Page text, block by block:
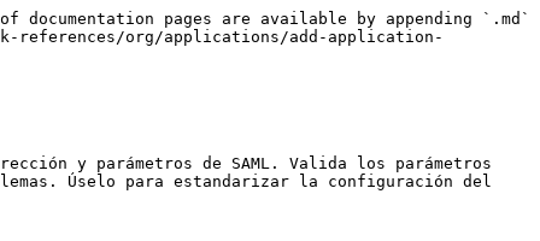
pages are available by appending `.md`
references/org/applications/add-application-
y parámetros de SAML. Valida los parámetros
Úselo para estandarizar la configuración del